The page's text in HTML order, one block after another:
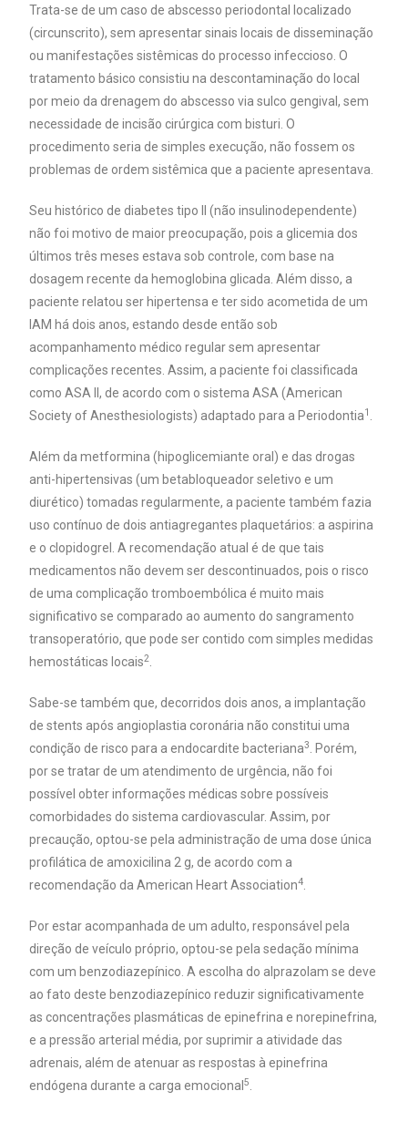
Trata-se de um caso de abscesso periodontal localizado
(circunscrito), sem apresentar sinais locais de disseminação
ou manifestações sistêmicas do processo infeccioso. O
tratamento básico consistiu na descontaminação do local
por meio da drenagem do abscesso via sulco gengival, sem
necessidade de incisão cirúrgica com bisturi. O
procedimento seria de simples execução, não fossem os
problemas de ordem sistêmica que a paciente apresentava.
Seu histórico de diabetes tipo II (não insulinodependente)
não foi motivo de maior preocupação, pois a glicemia dos
últimos três meses estava sob controle, com base na
dosagem recente da hemoglobina glicada. Além disso, a
paciente relatou ser hipertensa e ter sido acometida de um
IAM há dois anos, estando desde então sob
acompanhamento médico regular sem apresentar
complicações recentes. Assim, a paciente foi classificada
como ASA II, de acordo com o sistema ASA (American
Society of Anesthesiologists) adaptado para a Periodontia1
Além da metformina (hipoglicemiante oral) e das drogas
anti-hipertensivas (um betabloqueador seletivo e um
diurético) tomadas regularmente, a paciente também fazia
uso contínuo de dois antiagregantes plaquetários: a aspirina
e o clopidogrel. A recomendação atual é de que tais
medicamentos não devem ser descontinuados, pois o risco
de uma complicação tromboembólica é muito mais
significativo se comparado ao aumento do sangramento
transoperatório, que pode ser contido com simples medidas
hemostáticas locais2
Sabe-se também que, decorridos dois anos, a implantação
de stents após angioplastia coronária não constitui uma
condição de risco para a endocardite bacteriana3
. Porém,
por se tratar de um atendimento de urgência, não foi
possível obter informações médicas sobre possíveis
comorbidades do sistema cardiovascular. Assim, por
precaução, optou-se pela administração de uma dose única
profilática de amoxicilina 2 g, de acordo com a
recomendação da American Heart Association4
Por estar acompanhada de um adulto, responsável pela
direção de veículo próprio, optou-se pela sedação mínima
com um benzodiazepínico. A escolha do alprazolam se deve
ao fato deste benzodiazepínico reduzir significativamente
as concentrações plasmáticas de epinefrina e norepinefrina,
e a pressão arterial média, por suprimir a atividade das
adrenais, além de atenuar as respostas à epinefrina
endógena durante a carga emocional5